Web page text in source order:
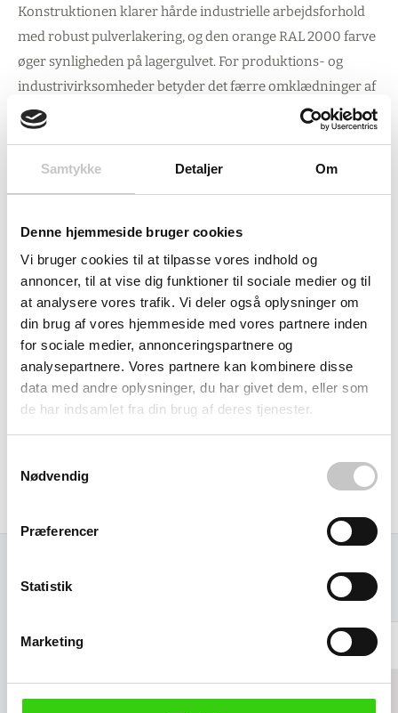
Samtykke Detaljer Om
Denne hjemmeside bruger cookies
Vi bruger cookies til at tilpasse vores indhold og
annoncer, til at vise dig funktioner til sociale medier og til
at analysere vores trafik. Vi deler også oplysninger om
din brug af vores hjemmeside med vores partnere inden
for sociale medier, annonceringspartnere og
analysepartnere. Vores partnere kan kombinere disse
data med andre oplysninger, du har givet dem, eller som
de har indsamlet fra din brug af deres tjenester.
Nødvendig
Præferencer
Statistik
Marketing
Konstruktionen klarer hårde industrielle arbejdsforhold
med robust pulverlakering, og den orange RAL 2000 farve
øger synligheden på lagergulvet. For produktions- og
industrivirksomheder betyder det færre omklædninger af
udstyr og mere fleksibel materialhåndtering.
Professionel anvendelse og sikkerhed
minimum 960 mm gaffellængde for optimal stabilitet.
Korrekt lastfordeling med mindst 60% af lasten på de
originale gafler sikrer, at truckens tyngdepunkt forbliver
indenfor sikre grænser - noget enhver erfaren operatør
vil være opmærksom på.
Som totalleverandør tilbyder vi både standardmål og
specialfremstilling efter dine specifikke behov. For
professionelle forlængelsesløsninger til
Relaterede varer